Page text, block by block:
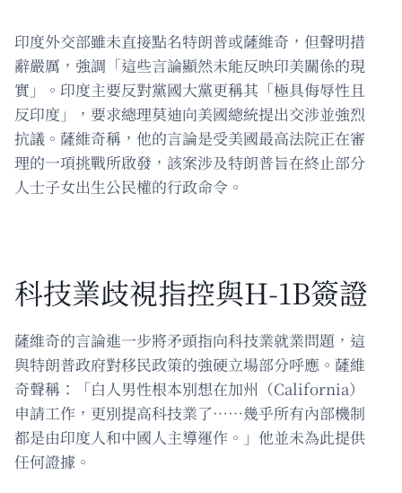
印度外交部雖未直接點名特朗普或薩維奇，但聲明措
辭嚴厲，強調「這些言論顯然未能反映印美關係的現
實」。印度主要反對黨國大黨更稱其「極具侮辱性且
反印度」，要求總理莫迪向美國總統提出交涉並強烈
抗議。薩維奇稱，他的言論是受美國最高法院正在審
理的一項挑戰所啟發，該案涉及特朗普旨在終止部分
人士子女出生公民權的行政命令。
科技業歧視指控與H-1B簽證
薩維奇的言論進一步將矛頭指向科技業就業問題，這
與特朗普政府對移民政策的強硬立場部分呼應。薩維
奇聲稱：「白人男性根本別想在加州（California）
申請工作，更別提高科技業了……幾乎所有內部機制
都是由印度人和中國人主導運作。」他並未為此提供
任何證據。